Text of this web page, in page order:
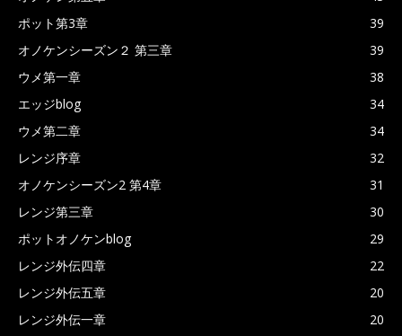
ポット第3章
39
オノケンシーズン２ 第三章
39
ウメ第一章
38
エッジblog
34
ウメ第二章
34
レンジ序章
32
オノケンシーズン2 第4章
31
レンジ第三章
30
ポットオノケンblog
29
レンジ外伝四章
22
レンジ外伝五章
20
レンジ外伝一章
20